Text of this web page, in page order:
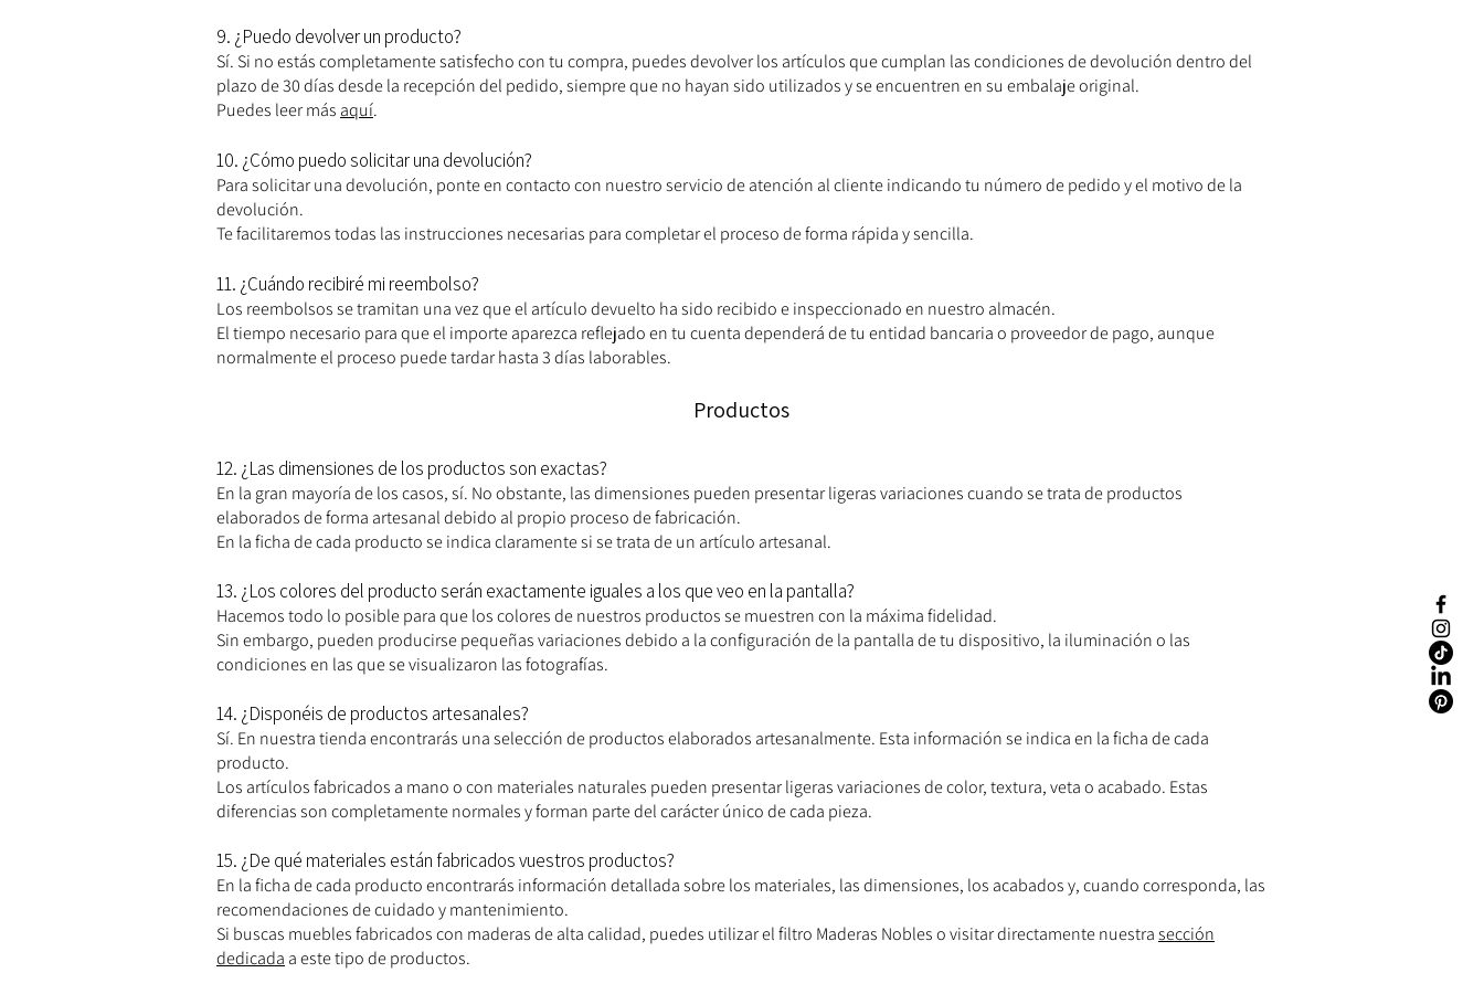
9. ¿Puedo devolver un producto?
Sí. Si no estás completamente satisfecho con tu compra, puedes devolver los artículos que cumplan las condiciones de devolución dentro del
plazo de 30 días desde la recepción del pedido, siempre que no hayan sido utilizados y se encuentren en su embalaje original.
Puedes leer más aquí.
10. ¿Cómo puedo solicitar una devolución?
Para solicitar una devolución, ponte en contacto con nuestro servicio de atención al cliente indicando tu número de pedido y el motivo de la
devolución.
Te facilitaremos todas las instrucciones necesarias para completar el proceso de forma rápida y sencilla.
11. ¿Cuándo recibiré mi reembolso?
Los reembolsos se tramitan una vez que el artículo devuelto ha sido recibido e inspeccionado en nuestro almacén.
El tiempo necesario para que el importe aparezca reflejado en tu cuenta dependerá de tu entidad bancaria o proveedor de pago, aunque
normalmente el proceso puede tardar hasta 3 días laborables.
Productos
12. ¿Las dimensiones de los productos son exactas?
En la gran mayoría de los casos, sí. No obstante, las dimensiones pueden presentar ligeras variaciones cuando se trata de productos
elaborados de forma artesanal debido al propio proceso de fabricación.
En la ficha de cada producto se indica claramente si se trata de un artículo artesanal.
13. ¿Los colores del producto serán exactamente iguales a los que veo en la pantalla?
Hacemos todo lo posible para que los colores de nuestros productos se muestren con la máxima fidelidad.
Sin embargo, pueden producirse pequeñas variaciones debido a la configuración de la pantalla de tu dispositivo, la iluminación o las
condiciones en las que se visualizaron las fotografías.
14. ¿Disponéis de productos artesanales?
Sí. En nuestra tienda encontrarás una selección de productos elaborados artesanalmente. Esta información se indica en la ficha de cada
producto.
Los artículos fabricados a mano o con materiales naturales pueden presentar ligeras variaciones de color, textura, veta o acabado. Estas
diferencias son completamente normales y forman parte del carácter único de cada pieza.
15. ¿De qué materiales están fabricados vuestros productos?
En la ficha de cada producto encontrarás información detallada sobre los materiales, las dimensiones, los acabados y, cuando corresponda, las
recomendaciones de cuidado y mantenimiento.
Si buscas muebles fabricados con maderas de alta calidad, puedes utilizar el filtro Maderas Nobles o visitar directamente nuestrasección
dedicada a este tipo de productos.